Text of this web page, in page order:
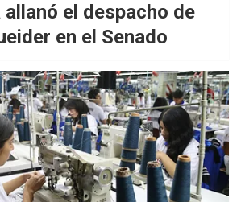
el despacho de
en el Senado